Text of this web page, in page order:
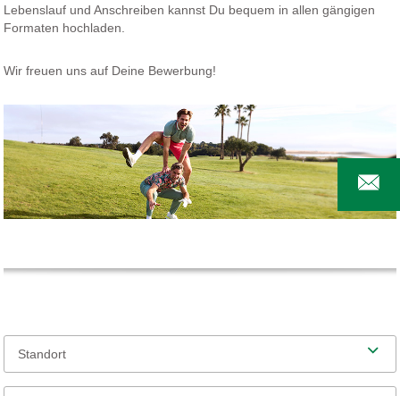
Lebenslauf und Anschreiben kannst Du bequem in allen gängigen
Formaten hochladen.
Wir freuen uns auf Deine Bewerbung!
Standort